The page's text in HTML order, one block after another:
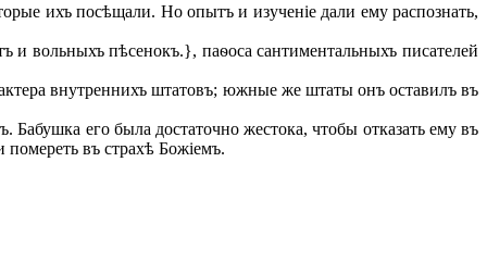
ихъ посѣщали. Но опытъ и изученіе дали ему распознать,
вольныхъ пѣсенокъ.}, паѳоса сантиментальныхъ писателей
внутреннихъ штатовъ; южные же штаты онъ оставилъ въ
его была достаточно жестока, чтобы отказать ему въ
въ страхѣ Божіемъ.